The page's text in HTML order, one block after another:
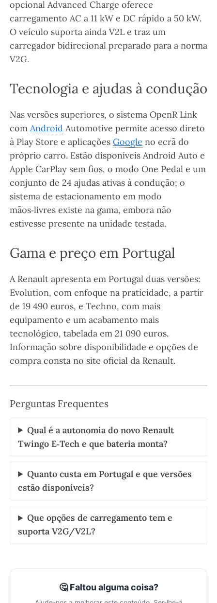
opcional Advanced Charge oferece
carregamento AC a 11 kW e DC rápido a 50 kW.
O veículo suporta ainda V2L e traz um
carregador bidirecional preparado para a norma
V2G.
Tecnologia e ajudas à condução
Nas versões superiores, o sistema OpenR Link
com Android Automotive permite acesso direto
à Play Store e aplicações Google no ecrã do
próprio carro. Estão disponíveis Android Auto e
Apple CarPlay sem fios, o modo One Pedal e um
conjunto de 24 ajudas ativas à condução; o
sistema de estacionamento em modo
mãos‑livres existe na gama, embora não
estivesse presente na unidade testada.
Gama e preço em Portugal
A Renault apresenta em Portugal duas versões:
Evolution, com enfoque na praticidade, a partir
de 19 490 euros, e Techno, com mais
equipamento e um acabamento mais
tecnológico, tabelada em 21 090 euros.
Informação sobre disponibilidade e opções de
compra consta no site oficial da Renault.
Perguntas Frequentes
Qual é a autonomia do novo Renault
Twingo E‑Tech e que bateria monta?
Quanto custa em Portugal e que versões
estão disponíveis?
Que opções de carregamento tem e
suporta V2G/V2L?
🤔 Faltou alguma coisa?